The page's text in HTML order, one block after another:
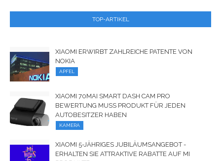
TOP-ARTIKEL
XIAOMI ERWIRBT ZAHLREICHE PATENTE VON
NOKIA
APFEL
XIAOMI 70MAI SMART DASH CAM PRO
BEWERTUNG MUSS PRODUKT FÜR JEDEN
AUTOBESITZER HABEN
KAMERA
XIAOMI 5-JÄHRIGES JUBILÄUMSANGEBOT -
ERHALTEN SIE ATTRAKTIVE RABATTE AUF MI